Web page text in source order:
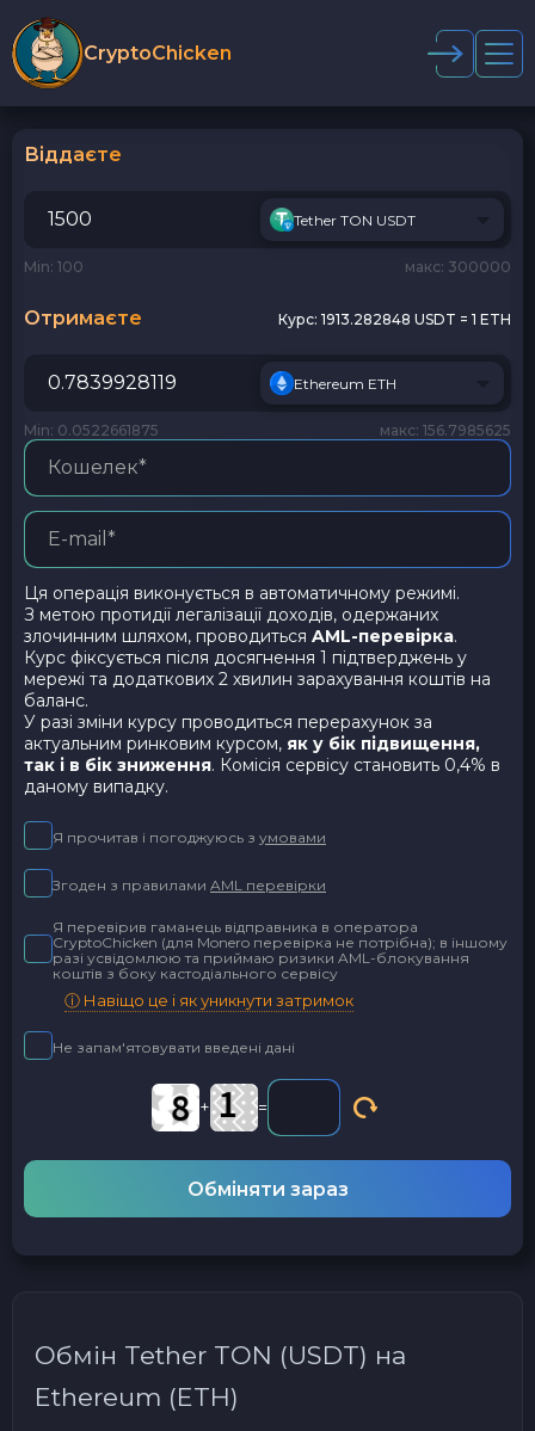
CryptoChicken
Віддаєте
Tether TON USDT
Min: 100 макс: 300000
Отримаєте Курс: 1913.282848 USDT = 1 ETH
Ethereum ETH
Min: 0.0522661875 макс: 156.7985625
Ця операція виконується в автоматичному режимі.
З метою протидії легалізації доходів, одержаних
злочинним шляхом, проводиться AML-перевірка.
Курс фіксується після досягнення 1 підтверджень у
мережі та додаткових 2 хвилин зарахування коштів на
баланс.
У разі зміни курсу проводиться перерахунок за
актуальним ринковим курсом, як у бік підвищення,
так і в бік зниження. Комісія сервісу становить 0,4% в
даному випадку.
Я прочитав і погоджуюсь з умовами
Згоден з правилами AML перевірки
Я перевірив гаманець відправника в оператора
CryptoChicken (для Monero перевірка не потрібна); в іншому
разі усвідомлюю та приймаю ризики AML-блокування
коштів з боку кастодіального сервісу
ⓘ Навіщо це і як уникнути затримок
Не запам'ятовувати введені дані
+ =
Обміняти зараз
Обмін Tether TON (USDT) на
Ethereum (ETH)